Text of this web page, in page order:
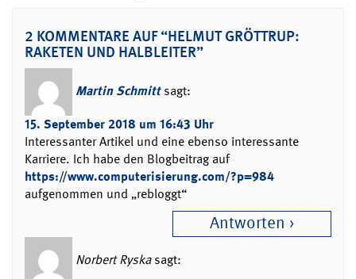
2 KOMMENTARE AUF “HELMUT GRÖTTRUP:
RAKETEN UND HALBLEITER”
Martin Schmitt sagt:
15. September 2018 um 16:43 Uhr
Interessanter Artikel und eine ebenso interessante
Karriere. Ich habe den Blogbeitrag auf
https://www.computerisierung.com/?p=984
aufgenommen und „rebloggt“
Antworten
Norbert Ryska sagt: